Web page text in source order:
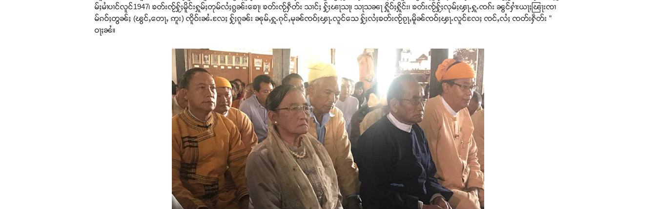
မ်ႈမၢႆပၢင်လူင်1947၊ ၶတ်းၸႂ်ႁႂ်ႈမိူင်းႁူမ်ႈတုမ်လႆႈၵွၼ်းၶေႃ၊ ၶတ်းၸႂ်ႁဵတ်း သၢင်ႈ ႁႂ်ႈၽႃသႃ၊ သႃသၼႃ ႁိူဝ်ႈႁိူင်း၊ ၶတ်းၸႂ်ႁႂ်ႈလုမ်ႈၾႃႉႁူႉၸၵ်း ၼွင်ႁၢႆးယႃႈၽြႃးၸၢ
မ်ၵဝ်ႈတွၼ်ႈ (ၽွင်ႇတေႃႇ ဢူး) ၸိူဝ်းၼႆႉလႄႈ ႁႂ်ႈၵူၼ်း ၼုမ်ႇႁူႉၵုင်ႇမုၼ်ၸဝ်ႈၾႃႉလူင်သေ ႁႂ်ႈလႆႈၶတ်းၸႂ်ၵႂႃႇမိူၼ်ၸဝ်ႈၾႃႉလူင်လႄႈ ၸင်ႇလႆႈ ၸတ်းႁဵတ်း ”
ဝႃႈၼႆ။